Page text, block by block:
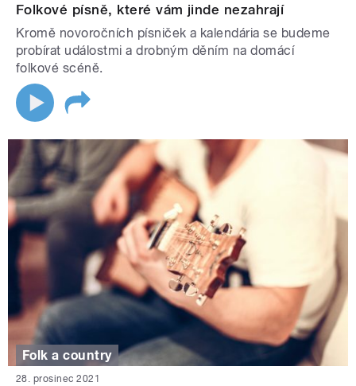
Folkové písně, které vám jinde nezahrají
Kromě novoročních písniček a kalendária se budeme
probírat událostmi a drobným děním na domácí
folkové scéně.
Folk a country
28. prosinec 2021